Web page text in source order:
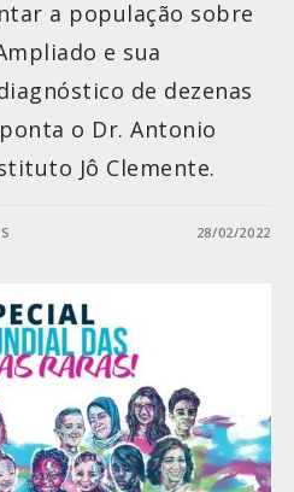
a população sobre
e sua
de dezenas
o Dr. Antonio
Jô Clemente.
28/02/2022